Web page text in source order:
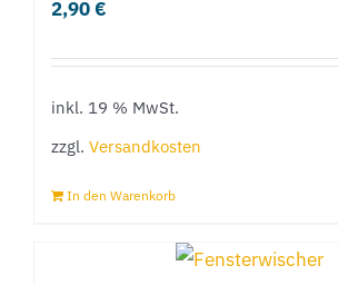
der
werden
2,90€
inkl. 19 % MwSt.
zzgl. Versandkosten
In den Warenkorb